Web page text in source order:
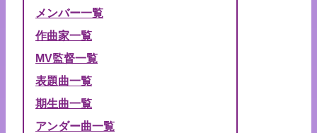
メンバー一覧
作曲家一覧
MV監督一覧
表題曲一覧
期生曲一覧
アンダー曲一覧